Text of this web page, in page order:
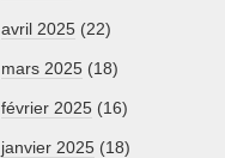
avril 2025 (22)
mars 2025 (18)
février 2025 (16)
janvier 2025 (18)